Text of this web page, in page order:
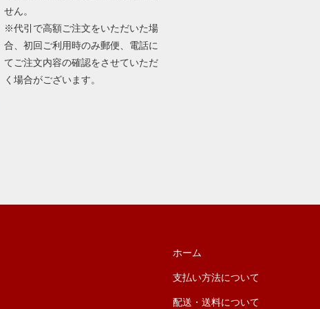
せん。
※代引で高額ご注文をいただいた場
合、初回ご利用時のみ郵便、電話に
てご注文内容の確認をさせていただ
く場合がございます。
ホーム
支払い方法について
配送・送料について